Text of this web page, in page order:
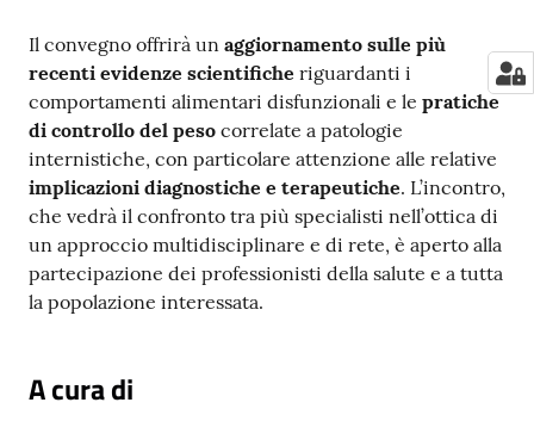
Fornitori
Seguici
su
Il convegno offrirà un aggiornamento sulle più
recenti evidenze scientifiche riguardanti i
comportamenti alimentari disfunzionali e le pratiche
di controllo del peso correlate a patologie
internistiche, con particolare attenzione alle relative
implicazioni diagnostiche e terapeutiche. L’incontro,
che vedrà il confronto tra più specialisti nell’ottica di
un approccio multidisciplinare e di rete, è aperto alla
partecipazione dei professionisti della salute e a tutta
la popolazione interessata.
A cura di